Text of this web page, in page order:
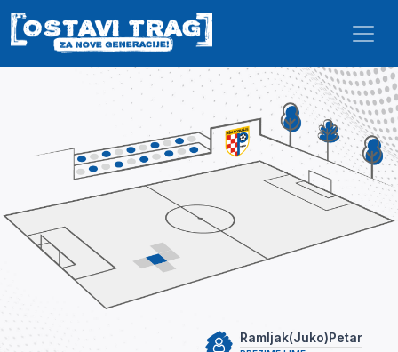
Skip to main content
Ramljak(Juko)Petar